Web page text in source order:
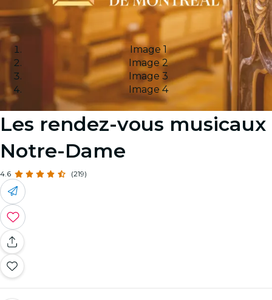
Image 1
Image 2
Image 3
Image 4
Les rendez-vous musicaux
Notre-Dame
4.6 (219)